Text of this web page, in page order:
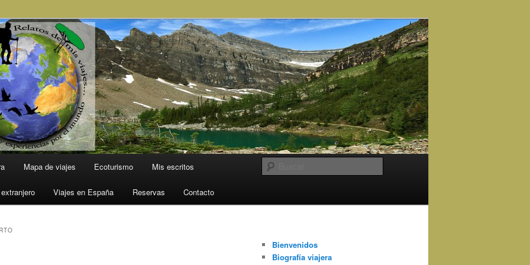
Mapa de viajes Ecoturismo Mis escritos
Viajes en España Reservas Contacto
Bienvenidos
Biografía viajera